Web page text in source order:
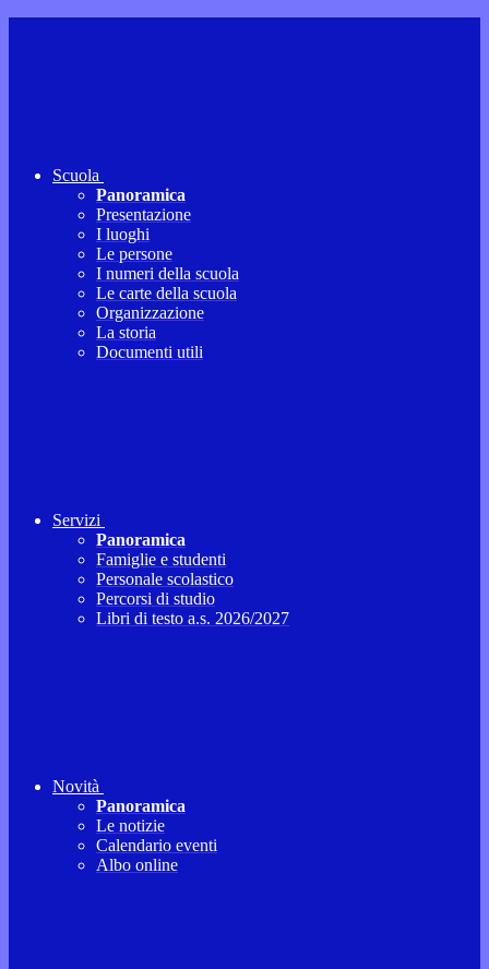
Scuola
Panoramica
Presentazione
I luoghi
Le persone
I numeri della scuola
Le carte della scuola
Organizzazione
La storia
Documenti utili
Servizi
Panoramica
Famiglie e studenti
Personale scolastico
Percorsi di studio
Libri di testo a.s. 2026/2027
Novità
Panoramica
Le notizie
Calendario eventi
Albo online